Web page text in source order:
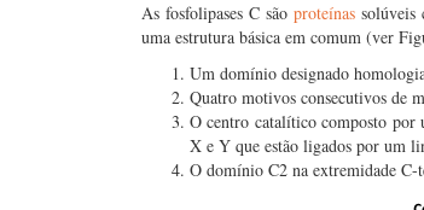
As fosfolipases C são proteínas solúveis
uma estrutura básica em comum (ver
Um domínio designado
Quatro motivos consecutivos de
O centro catalítico composto
X e Y que estão ligados por um
O domínio C2 na extremidade C-